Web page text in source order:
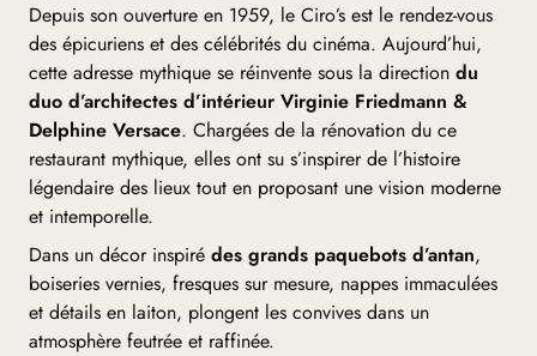
Depuis son ouverture en 1959, le Ciro’s est le rendez-vous
des épicuriens et des célébrités du cinéma. Aujourd’hui,
cette adresse mythique se réinvente sous la direction du
duo d’architectes d’intérieur Virginie Friedmann &
Delphine Versace. Chargées de la rénovation du ce
restaurant mythique, elles ont su s’inspirer de l’histoire
légendaire des lieux tout en proposant une vision moderne
et intemporelle.
Dans un décor inspiré des grands paquebots d’antan,
boiseries vernies, fresques sur mesure, nappes immaculées
et détails en laiton, plongent les convives dans un
atmosphère feutrée et raffinée.